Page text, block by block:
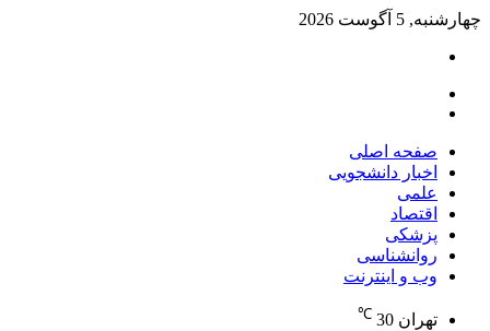
چهارشنبه, 5 آگوست 2026
صفحه اصلی
اخبار دانشجویی
علمی
اقتصاد
پزشکی
روانشناسی
وب و اینترنت
تهران 30
℃